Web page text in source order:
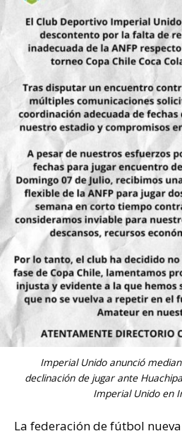
Imperial Unido anunció
declinación de jugar ante
Imperial Unido en
La federación de fútbol